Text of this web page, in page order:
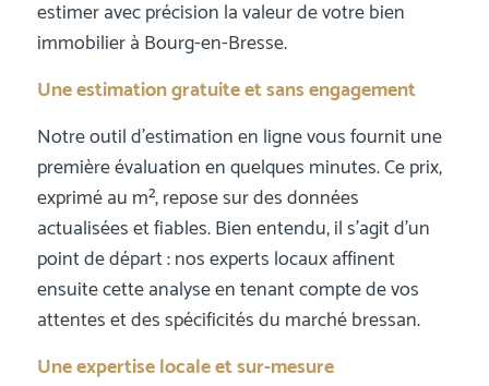
estimer avec précision la valeur de votre bien
immobilier à Bourg-en-Bresse.
Une estimation gratuite et sans engagement
Notre outil d’estimation en ligne vous fournit une
première évaluation en quelques minutes. Ce prix,
exprimé au m², repose sur des données
actualisées et fiables. Bien entendu, il s’agit d’un
point de départ : nos experts locaux affinent
ensuite cette analyse en tenant compte de vos
attentes et des spécificités du marché bressan.
Une expertise locale et sur-mesure